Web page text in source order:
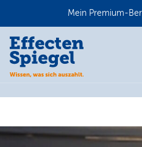
Mein Premium-